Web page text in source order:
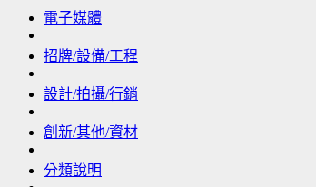
電子媒體
招牌/設備/工程
設計/拍攝/行銷
創新/其他/資材
分類說明